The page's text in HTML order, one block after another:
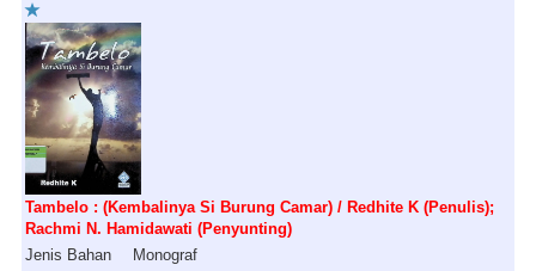
Tambelo : (Kembalinya Si Burung Camar) / Redhite K (Penulis);
Rachmi N. Hamidawati (Penyunting)
Jenis Bahan
Monograf